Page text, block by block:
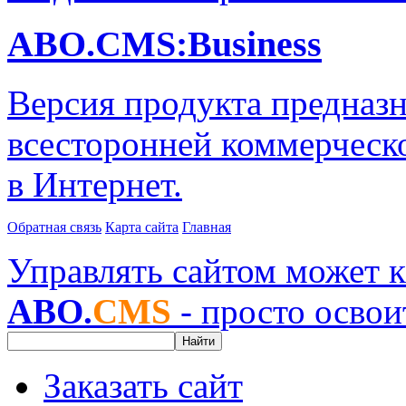
ABO.CMS:Business
Версия продукта
всесторонней
в Интернет.
Обратная связь Карта сайта Главная
Управлять сайтом может
ABO.CMS - просто
Найти
Заказать сайт